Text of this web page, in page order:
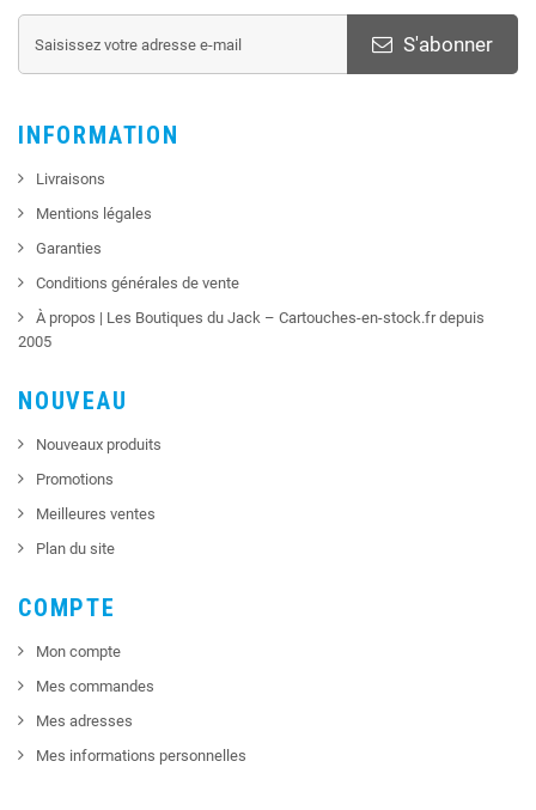
S'abonner
INFORMATION
Livraisons
Mentions légales
Garanties
Conditions générales de vente
À propos | Les Boutiques du Jack – Cartouches-en-stock.fr depuis
2005
NOUVEAU
Nouveaux produits
Promotions
Meilleures ventes
Plan du site
COMPTE
Mon compte
Mes commandes
Mes adresses
Mes informations personnelles